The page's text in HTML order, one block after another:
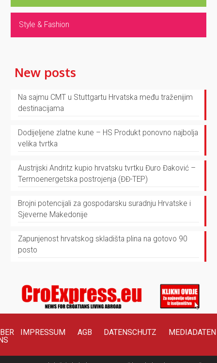
Style & Fashion
New posts
Na sajmu CMT u Stuttgartu Hrvatska među traženijim
destinacijama
Dodijeljene zlatne kune – HS Produkt ponovno najbolja
velika tvrtka
Austrijski Andritz kupio hrvatsku tvrtku Đuro Đaković –
Termoenergetska postrojenja (ĐĐ-TEP)
Brojni potencijali za gospodarsku suradnju Hrvatske i
Sjeverne Makedonije
Zapunjenost hrvatskog skladišta plina na gotovo 90
posto
IMPRESSUM AGB DATENSCHUTZ MEDIADATEN